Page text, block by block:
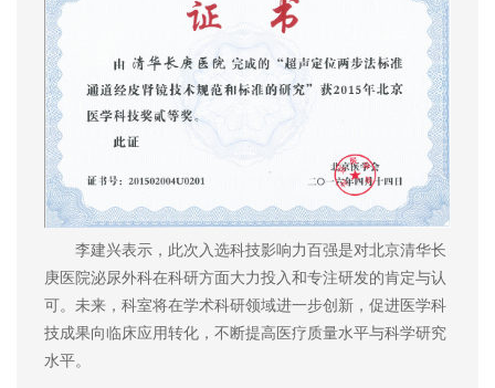
李建兴表示，此次入选科技影响力百强是对北京清华长
庚医院泌尿外科在科研方面大力投入和专注研发的肯定与认
可。未来，科室将在学术科研领域进一步创新，促进医学科
技成果向临床应用转化，不断提高医疗质量水平与科学研究
水平。